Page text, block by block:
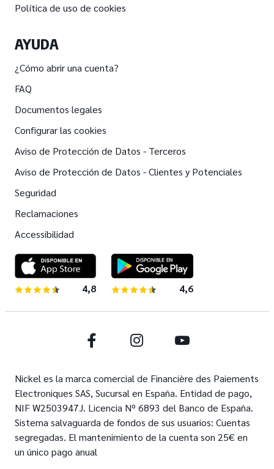
Política de uso de cookies
AYUDA
¿Cómo abrir una cuenta?
FAQ
Documentos legales
Configurar las cookies
Aviso de Protección de Datos - Terceros
Aviso de Protección de Datos - Clientes y Potenciales
Seguridad
Reclamaciones
Accessibilidad
4,8 de 5 estrellas 4,6de 5 estrellas
Facebook Instagram Youtube
Nickel es la marca comercial de Financière des Paiements
Electroniques SAS, Sucursal en España. Entidad de pago,
NIF W2503947J. Licencia Nº 6893 del Banco de España.
Sistema salvaguarda de fondos de sus usuarios: Cuentas
segregadas. El mantenimiento de la cuenta son 25€ en
un único pago anual